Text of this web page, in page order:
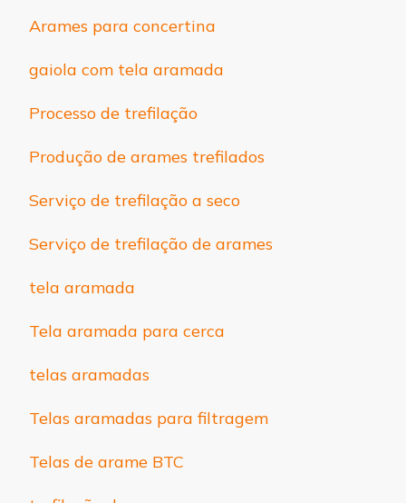
Arames para concertina
gaiola com tela aramada
Processo de trefilação
Produção de arames trefilados
Serviço de trefilação a seco
Serviço de trefilação de arames
tela aramada
Tela aramada para cerca
telas aramadas
Telas aramadas para filtragem
Telas de arame BTC